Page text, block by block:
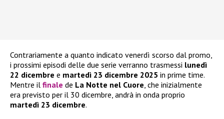
Contrariamente a quanto indicato venerdì scorso dal promo,
i prossimi episodi delle due serie verranno trasmessi lunedì
22 dicembre e martedì 23 dicembre 2025 in prime time.
Mentre il finale de La Notte nel Cuore, che inizialmente
era previsto per il 30 dicembre, andrà in onda proprio
martedì 23 dicembre.